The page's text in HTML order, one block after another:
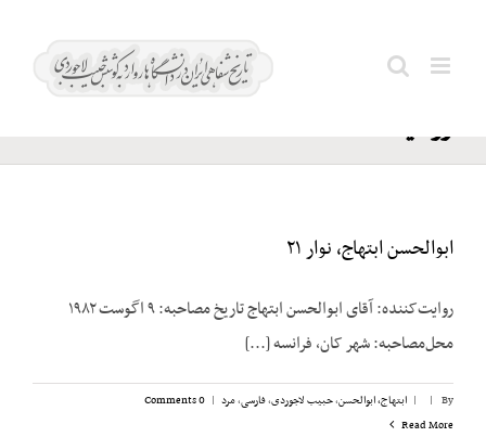
دولت؛
روحیه
ابوالحسن ابتهاج، نوار ۲۱
روایت‌کننده: آقای ابوالحسن ابتهاج تاریخ مصاحبه: ۹ اگوست ۱۹۸۲
محل‌مصاحبه: شهر کان، فرانسه [...]
By
|
| ابتهاج، ابوالحسن,حبیب لاجوردی,فارسی,مرد |
0 Comments
Read More